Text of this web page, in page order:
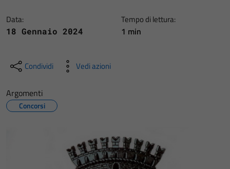
Data:
18 Gennaio 2024
Tempo di lettura:
1 min
Condividi Vedi azioni
Argomenti
Concorsi